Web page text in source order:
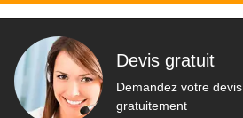
Devis gratuit
Demandez votre devis
gratuitement